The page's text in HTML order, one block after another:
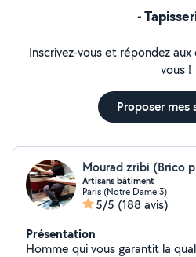
-
Inscrivez-vous et répondez
vous !
Proposer mes
Mourad zribi (Brico
Artisans bâtiment
Paris (Notre Dame 3)
5/5 (188 avis)
Présentation
Homme qui vous garantit la